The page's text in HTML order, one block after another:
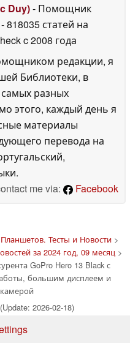
Duy)- Помощник
- 818035 статей на
c 2008 года
редакции, я
Библиотеки, в
разных
этого, каждый день я
материалы
перевода на
me via:
Facebook
Тесты и Новости>
за 2024 год, 09 месяц>
GoPro Hero 13 Black с
большим дисплеем и
2026-02-18)